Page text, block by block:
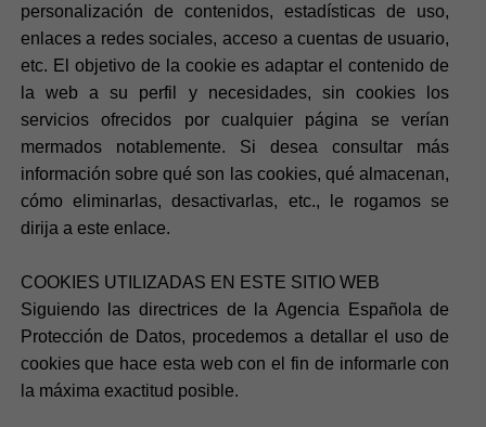
personalización de contenidos, estadísticas de uso,
enlaces a redes sociales, acceso a cuentas de usuario,
etc. El objetivo de la cookie es adaptar el contenido de
la web a su perfil y necesidades, sin cookies los
servicios ofrecidos por cualquier página se verían
mermados notablemente. Si desea consultar más
información sobre qué son las cookies, qué almacenan,
cómo eliminarlas, desactivarlas, etc., le rogamos se
dirija a este enlace.
COOKIES UTILIZADAS EN ESTE SITIO WEB
Siguiendo las directrices de la Agencia Española de
Protección de Datos, procedemos a detallar el uso de
cookies que hace esta web con el fin de informarle con
la máxima exactitud posible.